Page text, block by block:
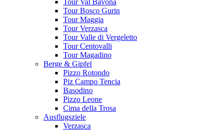
Tour Val Bavona
Tour Bosco Gurin
Tour Maggia
Tour Verzasca
Tour Valle di Vergeletto
Tour Centovalli
Tour Magadino
Berge & Gipfel
Pizzo Rotondo
Piz Campo Tencia
Basodino
Pizzo Leone
Cima della Trosa
Ausflugsziele
Verzasca